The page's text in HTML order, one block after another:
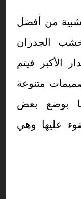
من أفضل
الجدران
الأكبر فيتم
متنوعة
بوضع بعض
عليها وهي